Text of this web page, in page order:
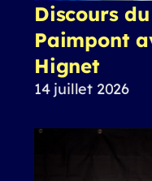
Discours
Paimpont
Hignet
14 juillet 2026